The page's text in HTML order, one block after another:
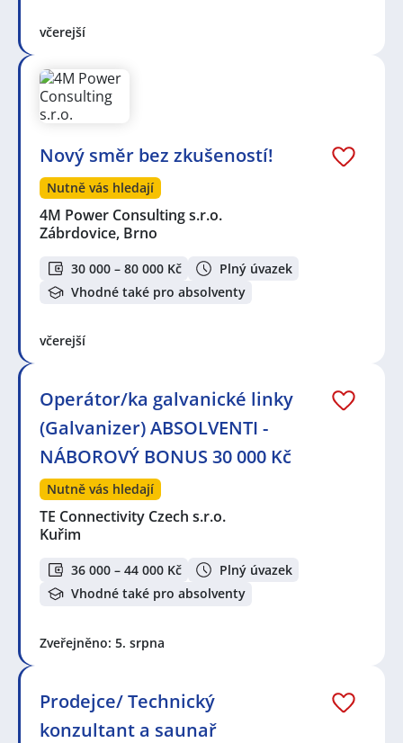
včerejší
Nový směr bez zkušeností!
Nutně vás hledají
4M Power Consulting s.r.o.
Zábrdovice, Brno
30 000 – 80 000 Kč
Plný úvazek
Vhodné také pro absolventy
včerejší
Operátor/ka galvanické linky
(Galvanizer) ABSOLVENTI -
NÁBOROVÝ BONUS 30 000 Kč
Nutně vás hledají
TE Connectivity Czech s.r.o.
Kuřim
36 000 – 44 000 Kč
Plný úvazek
Vhodné také pro absolventy
Zveřejněno: 5. srpna
Prodejce/ Technický
konzultant a saunař